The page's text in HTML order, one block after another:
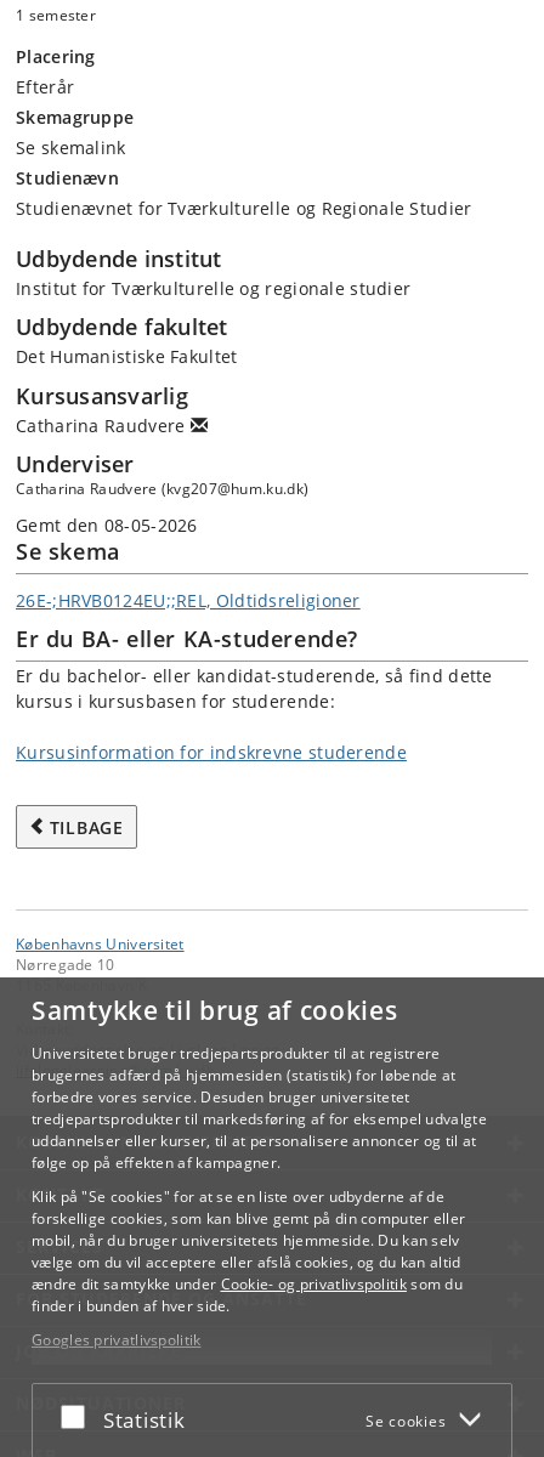
Samtykke til brug af cookies
Universitetet bruger tredjepartsprodukter til at registrere
brugernes adfærd på hjemmesiden (statistik) for løbende at
forbedre vores service. Desuden bruger universitetet
tredjepartsprodukter til markedsføring af for eksempel udvalgte
uddannelser eller kurser, til at personalisere annoncer og til at
følge op på effekten af kampagner.
Klik på "Se cookies" for at se en liste over udbyderne af de
forskellige cookies, som kan blive gemt på din computer eller
mobil, når du bruger universitetets hjemmeside. Du kan selv
vælge om du vil acceptere eller afslå cookies, og du kan altid
ændre dit samtykke under Cookie- og privatlivspolitiksom du
finder i bunden af hver side.
Googles privatlivspolitik
Acceptér eller afslå
Statistik Se cookies
1 semester
Placering
Efterår
Skemagruppe
Se skemalink
Studienævn
Studienævnet for Tværkulturelle og Regionale Studier
Udbydende institut
Institut for Tværkulturelle og regionale studier
Udbydende fakultet
Det Humanistiske Fakultet
Kursusansvarlig
Catharina Raudvere
Underviser
Catharina Raudvere (kvg207@hum.ku.dk)
Gemt den 08-05-2026
Se skema
26E-;HRVB0124EU;;REL, Oldtidsreligioner
Er du BA- eller KA-studerende?
Er du bachelor- eller kandidat-studerende, så find dette
kursus i kursusbasen for studerende:
Kursusinformation for indskrevne studerende
TILBAGE
Københavns Universitet
Nørregade 10
Videreuddannelse og Livslang Læring
lifelonglearning@adm.ku.dk
KØBENHAVNS UNIVERSITET
KONTAKT
SERVICES
FOR STUDERENDE OG ANSATTE
JOB OG KARRIERE
NØDSITUATIONER